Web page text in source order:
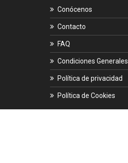
Conócenos
Contacto
FAQ
Condiciones Generales
Política de privacidad
Política de Cookies